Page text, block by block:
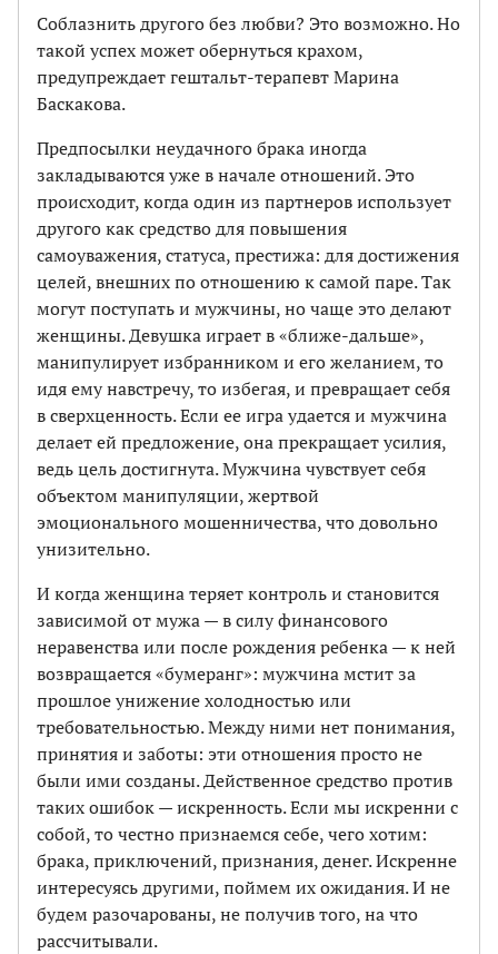
Соблазнить другого без любви? Это возможно. Но
такой успех может обернуться крахом,
предупреждает гештальт-терапевт Марина
Баскакова.
Предпосылки неудачного брака иногда
закладываются уже в начале отношений. Это
происходит, когда один из партнеров использует
другого как средство для повышения
самоуважения, статуса, престижа: для достижения
целей, внешних по отношению к самой паре. Так
могут поступать и мужчины, но чаще это делают
женщины. Девушка играет в «ближе-дальше»,
манипулирует избранником и его желанием, то
идя ему навстречу, то избегая, и превращает себя
в сверхценность. Если ее игра удается и мужчина
делает ей предложение, она прекращает усилия,
ведь цель достигнута. Мужчина чувствует себя
объектом манипуляции, жертвой
эмоционального мошенничества, что довольно
унизительно.
И когда женщина теряет контроль и становится
зависимой от мужа — в силу финансового
неравенства или после рождения ребенка — к ней
возвращается «бумеранг»: мужчина мстит за
прошлое унижение холодностью или
требовательностью. Между ними нет понимания,
принятия и заботы: эти отношения просто не
были ими созданы. Действенное средство против
таких ошибок — искренность. Если мы искренни с
собой, то честно признаемся себе, чего хотим:
брака, приключений, признания, денег. Искренне
интересуясь другими, поймем их ожидания. И не
будем разочарованы, не получив того, на что
рассчитывали.